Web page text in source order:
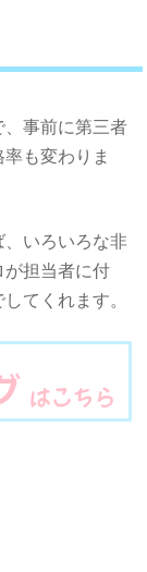
、事前に第三者
も変わりま
いろいろな非
が担当者に付
てくれます。